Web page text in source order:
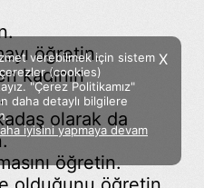
Facebook Twitter Instagram
Sözümoki © 2020 - V.8
öğretin.
kadının
olarak da
öğretin.
X
verebilmek için sistem
(cookies)
"Çerez Politikamız"
daha detaylı bilgilere
iyisini yapmaya devam